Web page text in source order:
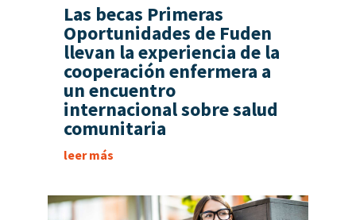
Las becas Primeras
Oportunidades de Fuden
llevan la experiencia de la
cooperación enfermera a
un encuentro
internacional sobre salud
comunitaria
leer más